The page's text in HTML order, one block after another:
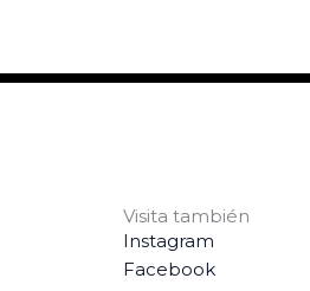
Visita también
Instagram
Facebook